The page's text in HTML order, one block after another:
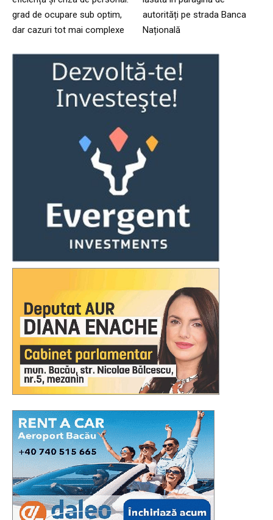
grad de ocupare sub optim,
dar cazuri tot mai complexe
autorități pe strada Banca
Națională